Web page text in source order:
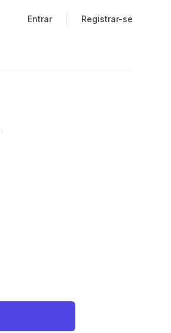
Entrar Registrar-se